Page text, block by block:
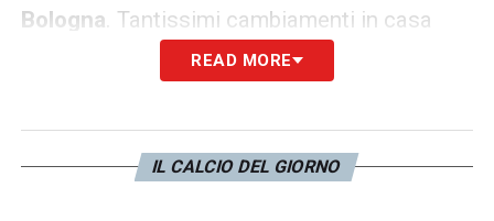
Bologna . Tantissimi cambiamenti in casa
: in primis l’allenatore. Dopo la positiva
Fabio Grosso, accasatosi a Bari,
Madama, l’anno scorso sulla panchina
dell’Empoli Primavera. Rosa totalmente
READ MORE
IL CALCIO DEL GIORNO